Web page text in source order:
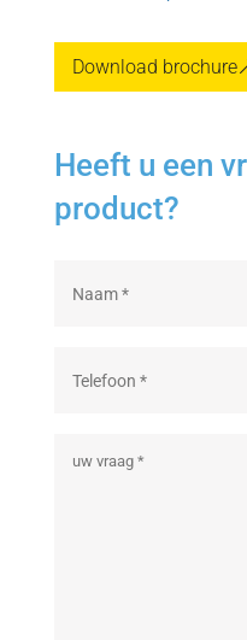
Download brochure
Heeft u een
product?